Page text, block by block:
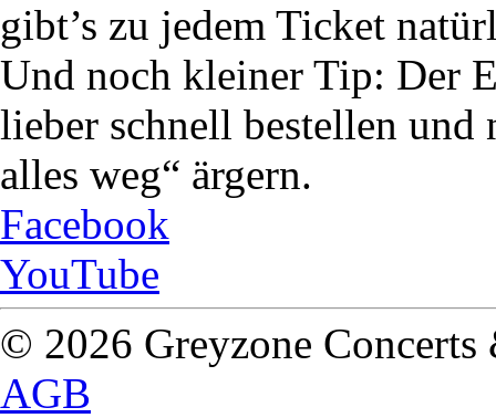
gibt’s zu jedem Ticket
Und noch kleiner Tip: Der
lieber schnell bestellen und
alles weg“ ärgern.
Facebook
YouTube
© 2026 Greyzone
AGB